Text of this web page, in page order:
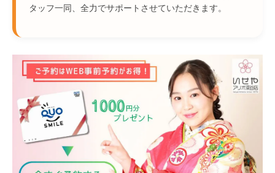
タッフ一同、全力でサポートさせていただきます。